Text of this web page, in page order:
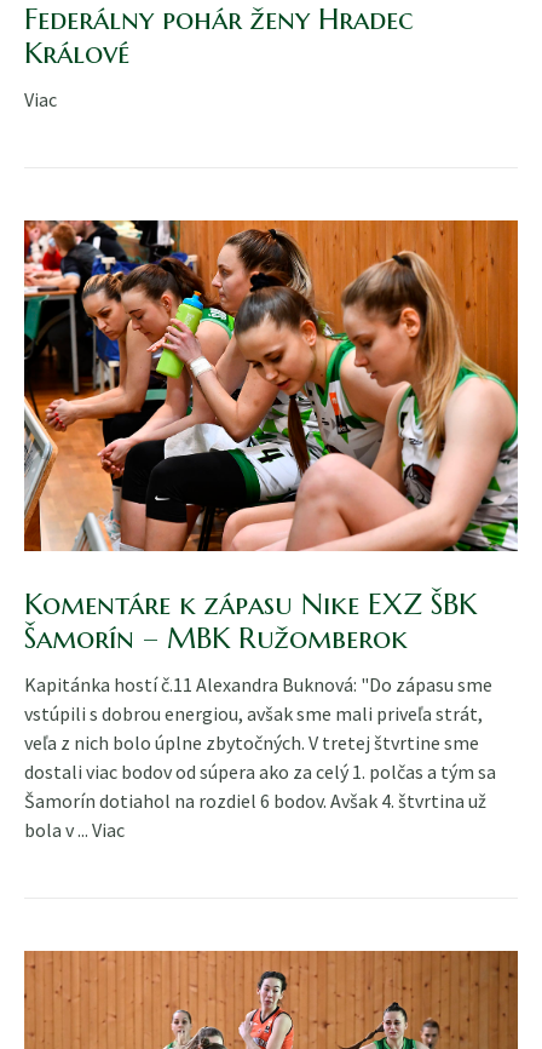
Federálny pohár ženy Hradec
Králové
Viac
Komentáre k zápasu Nike EXZ ŠBK
Šamorín – MBK Ružomberok
Kapitánka hostí č.11 Alexandra Buknová: "Do zápasu sme
vstúpili s dobrou energiou, avšak sme mali priveľa strát,
veľa z nich bolo úplne zbytočných. V tretej štvrtine sme
dostali viac bodov od súpera ako za celý 1. polčas a tým sa
Šamorín dotiahol na rozdiel 6 bodov. Avšak 4. štvrtina už
bola v ... Viac